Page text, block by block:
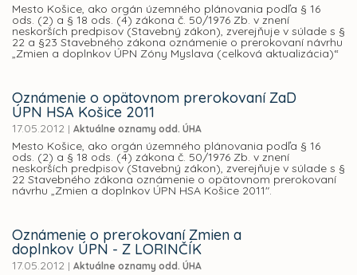
Mesto Košice, ako orgán územného plánovania podľa § 16
ods. (2) a § 18 ods. (4) zákona č. 50/1976 Zb. v znení
neskorších predpisov (Stavebný zákon), zverejňuje v súlade s §
22 a §23 Stavebného zákona oznámenie o prerokovaní návrhu
„Zmien a doplnkov ÚPN Zóny Myslava (celková aktualizácia)“
Oznámenie o opätovnom prerokovaní ZaD
ÚPN HSA Košice 2011
17.05.2012 | Aktuálne oznamy odd. ÚHA
Mesto Košice, ako orgán územného plánovania podľa § 16
ods. (2) a § 18 ods. (4) zákona č. 50/1976 Zb. v znení
neskorších predpisov (Stavebný zákon), zverejňuje v súlade s §
22 Stavebného zákona oznámenie o opätovnom prerokovaní
návrhu „Zmien a doplnkov ÚPN HSA Košice 2011".
Oznámenie o prerokovaní Zmien a
doplnkov ÚPN - Z LORINČÍK
17.05.2012 | Aktuálne oznamy odd. ÚHA